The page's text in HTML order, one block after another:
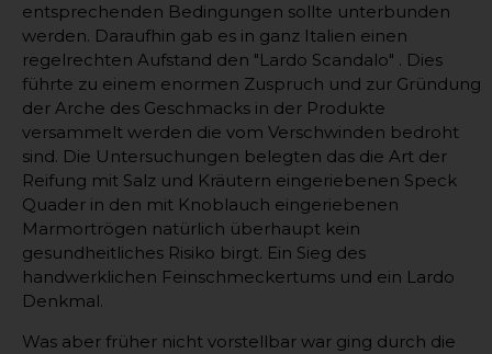
entsprechenden Bedingungen sollte unterbunden
werden. Daraufhin gab es in ganz Italien einen
regelrechten Aufstand den "Lardo Scandalo" . Dies
führte zu einem enormen Zuspruch und zur Gründung
der Arche des Geschmacks in der Produkte
versammelt werden die vom Verschwinden bedroht
sind. Die Untersuchungen belegten das die Art der
Reifung mit Salz und Kräutern eingeriebenen Speck
Quader in den mit Knoblauch eingeriebenen
Marmortrögen natürlich überhaupt kein
gesundheitliches Risiko birgt. Ein Sieg des
handwerklichen Feinschmeckertums und ein Lardo
Denkmal.
Was aber früher nicht vorstellbar war ging durch die